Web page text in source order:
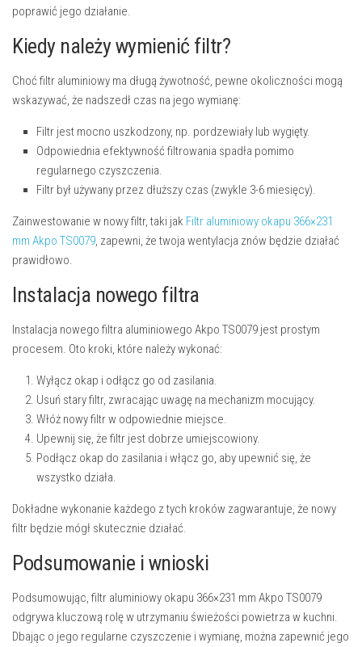
poprawić jego działanie.
Kiedy należy wymienić filtr?
Choć filtr aluminiowy ma długą żywotność, pewne okoliczności mogą
wskazywać, że nadszedł czas na jego wymianę:
Filtr jest mocno uszkodzony, np. pordzewiały lub wygięty.
Odpowiednia efektywność filtrowania spadła pomimo
regularnego czyszczenia.
Filtr był używany przez dłuższy czas (zwykle 3-6 miesięcy).
Zainwestowanie w nowy filtr, taki jak Filtr aluminiowy okapu 366×231
mm Akpo TS0079, zapewni, że twoja wentylacja znów będzie działać
prawidłowo.
Instalacja nowego filtra
Instalacja nowego filtra aluminiowego Akpo TS0079 jest prostym
procesem. Oto kroki, które należy wykonać:
Wyłącz okap i odłącz go od zasilania.
Usuń stary filtr, zwracając uwagę na mechanizm mocujący.
Włóż nowy filtr w odpowiednie miejsce.
Upewnij się, że filtr jest dobrze umiejscowiony.
Podłącz okap do zasilania i włącz go, aby upewnić się, że
wszystko działa.
Dokładne wykonanie każdego z tych kroków zagwarantuje, że nowy
filtr będzie mógł skutecznie działać.
Podsumowanie i wnioski
Podsumowując, filtr aluminiowy okapu 366×231 mm Akpo TS0079
odgrywa kluczową rolę w utrzymaniu świeżości powietrza w kuchni.
Dbając o jego regularne czyszczenie i wymianę, można zapewnić jego